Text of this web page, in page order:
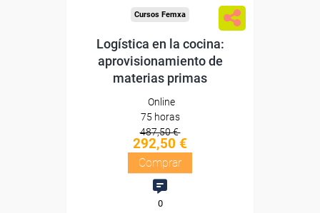
Cursos Femxa
Logística en la cocina:
aprovisionamiento de
materias primas
Online
75 horas
487,50 €
292,50 €
Comprar
0